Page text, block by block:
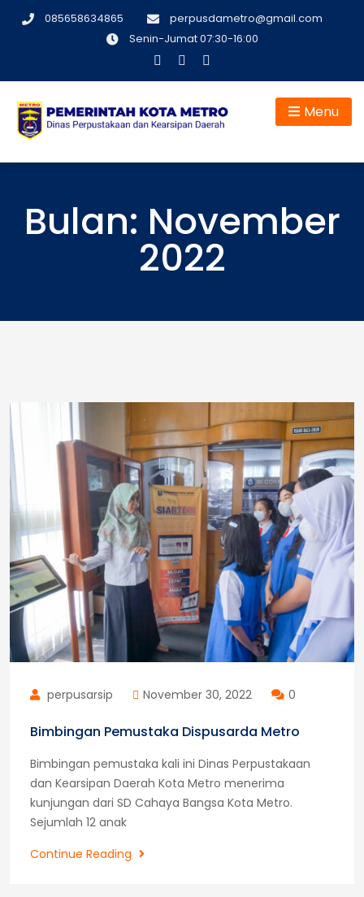
085658634865
perpusdametro@gmail.com
Senin-Jumat 07:30-16:00
Dinas Perpustakaan dan Kearsipan Daerah Kota Metro
Menu
Bulan: November
2022
perpusarsip November 30, 2022 0
Bimbingan Pemustaka Dispusarda Metro
Bimbingan pemustaka kali ini Dinas Perpustakaan
dan Kearsipan Daerah Kota Metro menerima
kunjungan dari SD Cahaya Bangsa Kota Metro.
Sejumlah 12 anak
Continue Reading
Bimbingan